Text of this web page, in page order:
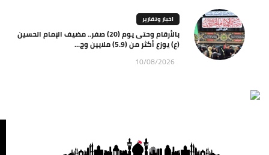
اخبار وتقارير
بالأرقام وحتى يوم (20) صفر.. مضيف الإمام الحسين
(ع) يوزع أكثر من (5.9) ملايين وج...
10/08/2026